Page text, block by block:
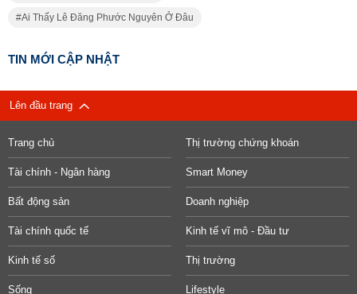
Ai Thấy Lê Đăng Phước Nguyên Ở Đâu
TIN MỚI CẬP NHẬT
Lên đầu trang
Trang chủ Thị trường chứng khoán
Tài chính - Ngân hàng Smart Money
Bất động sản Doanh nghiệp
Tài chính quốc tế Kinh tế vĩ mô - Đầu tư
Kinh tế số Thị trường
Sống Lifestyle